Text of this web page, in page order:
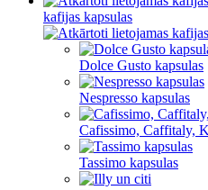
kafijas kapsulas
Dolce Gusto kapsulas
Nespresso kapsulas
Cafissimo, Caffitaly,
Tassimo kapsulas